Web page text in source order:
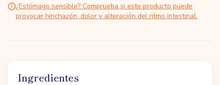
¿Estómago sensible? Comprueba si este producto puede
provocar hinchazón, dolor y alteración del ritmo intestinal.
Ingredientes